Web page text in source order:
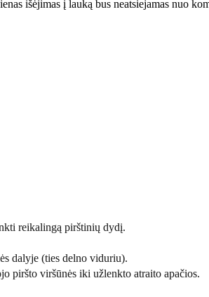
išėjimas į lauką bus neatsiejamas nuo
reikalingą pirštinių dydį.
dalyje (ties delno viduriu).
piršto viršūnės iki užlenkto atraito apačios.